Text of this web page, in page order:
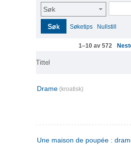
Søk
Søk Søketips Nullstill
1–10 av 572
Tittel
Drame (kroatisk)
Une maison de poupée :